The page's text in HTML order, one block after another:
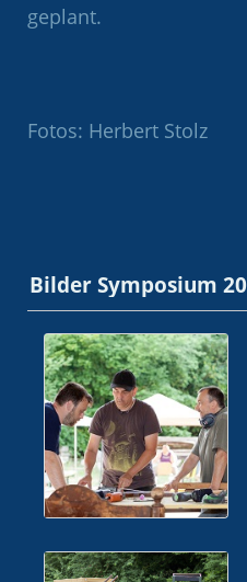
geplant.
Fotos: Herbert Stolz
Bilder Symposium